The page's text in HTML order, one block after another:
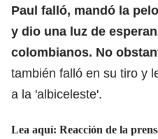
Paul falló, mandó la
y dio una luz de
colombianos. No
también falló en su tiro y
a la 'albiceleste'.
Lea aquí: Reacción de la